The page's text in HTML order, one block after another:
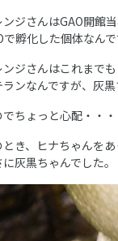
ンジさんはGAO開館
で孵化した個体なんで
ンジさんはこれまで
ランなんですが、灰
でちょっと心配・・・
とき、ヒナちゃんを
に灰黒ちゃんでした。